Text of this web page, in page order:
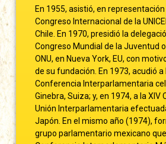
En 1955, asistió, en representación
Congreso Internacional de la
Chile. En 1970, presidió la
Congreso Mundial de la Juventud
ONU, en Nueva York, EU, con
de su fundación. En 1973, acudió a
Conferencia Interparlamentaria
Ginebra, Suiza; y, en 1974, a la XIV
Unión Interparlamentaria
Japón. En el mismo año (1974),
grupo parlamentario mexicano